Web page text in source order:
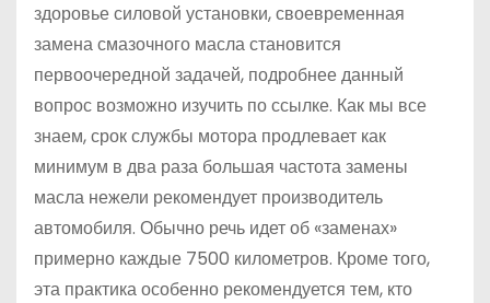
здоровье силовой установки, своевременная
замена смазочного масла становится
первоочередной задачей, подробнее данный
вопрос возможно изучить по ссылке. Как мы все
знаем, срок службы мотора продлевает как
минимум в два раза большая частота замены
масла нежели рекомендует производитель
автомобиля. Обычно речь идет об «заменах»
примерно каждые 7500 километров. Кроме того,
эта практика особенно рекомендуется тем, кто